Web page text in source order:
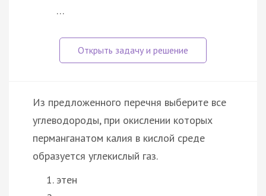
…
Из предложенного перечня выберите все
углеводороды, при окислении которых
перманганатом калия в кислой среде
образуется углекислый газ.
этен